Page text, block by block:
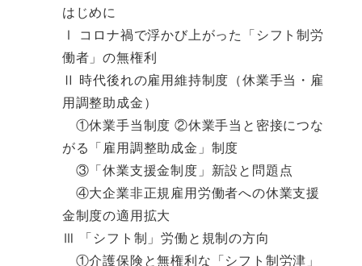
はじめに
Ⅰ コロナ禍で浮かび上がった「シフト制労
働者」の無権利
Ⅱ 時代後れの雇用維持制度（休業手当・雇
用調整助成金）
①休業手当制度 ②休業手当と密接につな
がる「雇用調整助成金」制度
③「休業支援金制度」新設と問題点
④大企業非正規雇用労働者への休業支援
金制度の適用拡大
Ⅲ 「シフト制」労働と規制の方向
①介護保険と無権利な「シフト制労津」